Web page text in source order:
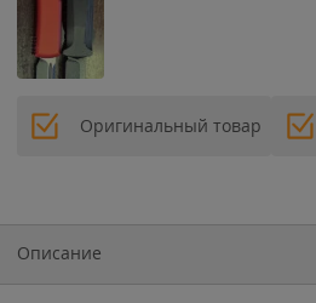
Оригинальный товар
Описание